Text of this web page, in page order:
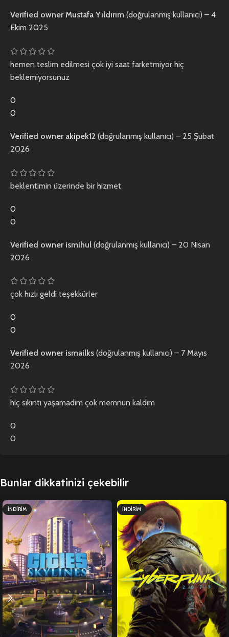
Verified ownerMustafa Yıldırım (doğrulanmış kullanıcı) – 4
Ekim 2025
hemen teslim edilmesi çok iyi saat farketmiyor hiç
beklemiyorsunuz
0
0
Verified owner akipek12 (doğrulanmış kullanıcı) – 25 Şubat
2026
beklentimin üzerinde bir hizmet
0
0
Verified owner ismihul (doğrulanmış kullanıcı) – 20 Nisan
2026
çok hızlı geldi teşekkürler
0
0
Verified owner ismailks (doğrulanmış kullanıcı) – 7 Mayıs
2026
hiç sıkıntı yaşamadım çok memnun kaldım
0
0
Bunlar dikkatinizi çekebilir
İNDIRIM İNDIRIM